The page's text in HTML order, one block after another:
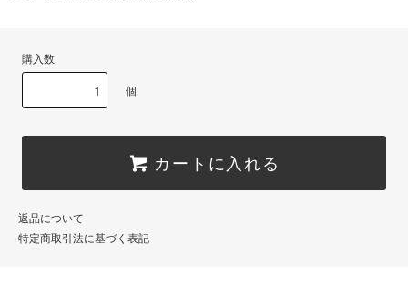
購入数
個
カートに入れる
返品について
特定商取引法に基づく表記